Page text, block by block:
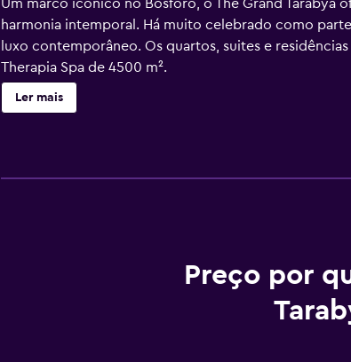
Um marco icónico no Bósforo, o The Grand Tarabya
harmonia intemporal. Há muito celebrado como
luxo contemporâneo. Os quartos, suites e
Therapia Spa de 4500 m².
Ler mais
Preço por